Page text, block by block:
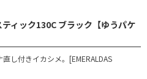
ィック130C ブラック【ゆうパケ
し付きイカシメ。[EMERALDAS